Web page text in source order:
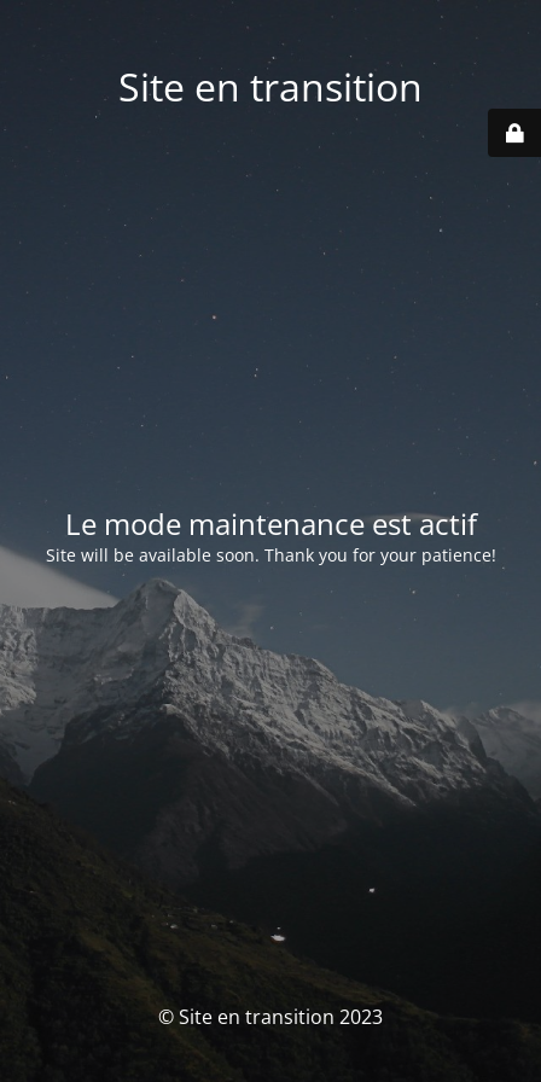
Site en transition
Le mode maintenance est actif
Site will be available soon. Thank you for your patience!
© Site en transition 2023